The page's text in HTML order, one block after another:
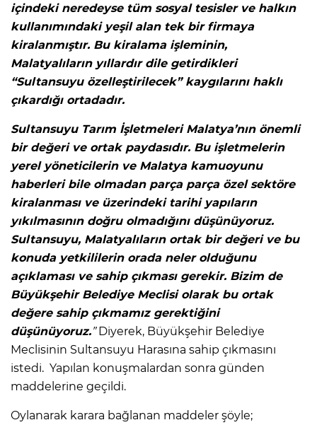
içindeki neredeyse tüm sosyal tesisler ve halkın
kullanımındaki yeşil alan tek bir firmaya
kiralanmıştır. Bu kiralama işleminin,
Malatyalıların yıllardır dile getirdikleri
“Sultansuyu özelleştirilecek” kaygılarını haklı
çıkardığı ortadadır.
Sultansuyu Tarım İşletmeleri Malatya’nın önemli
bir değeri ve ortak paydasıdır. Bu işletmelerin
yerel yöneticilerin ve Malatya kamuoyunu
haberleri bile olmadan parça parça özel sektöre
kiralanması ve üzerindeki tarihi yapıların
yıkılmasının doğru olmadığını düşünüyoruz.
Sultansuyu, Malatyalıların ortak bir değeri ve bu
konuda yetkililerin orada neler olduğunu
açıklaması ve sahip çıkması gerekir. Bizim de
Büyükşehir Belediye Meclisi olarak bu ortak
değere sahip çıkmamız gerektiğini
düşünüyoruz.”Diyerek, Büyükşehir Belediye
Meclisinin Sultansuyu Harasına sahip çıkmasını
istedi. Yapılan konuşmalardan sonra günden
maddelerine geçildi.
Oylanarak karara bağlanan maddeler şöyle;